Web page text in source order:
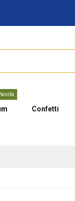
Novità
Confetti